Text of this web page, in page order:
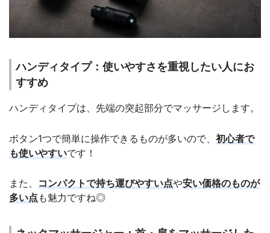
ハンディタイプ：使いやすさを重視したい人にお
すすめ
ハンディタイプは、先端の突起部分でマッサージします。
ボタン1つで簡単に操作できるものが多いので、 初心者で
も使いやすいです！
また、 コンパクトで持ち運びやすい点や安い価格のものが
多い点 も魅力ですね◎